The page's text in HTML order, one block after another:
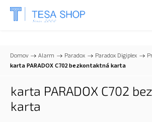
📞+421 903 553 805
Domov / Alarm / Paradox / Paradox Digiplex /
karta PARADOX C702 bezkontaktná karta
karta PARADOX C702
karta